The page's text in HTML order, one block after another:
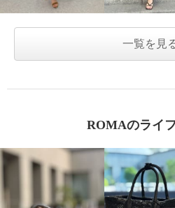
一覧を見
ROMAのライ